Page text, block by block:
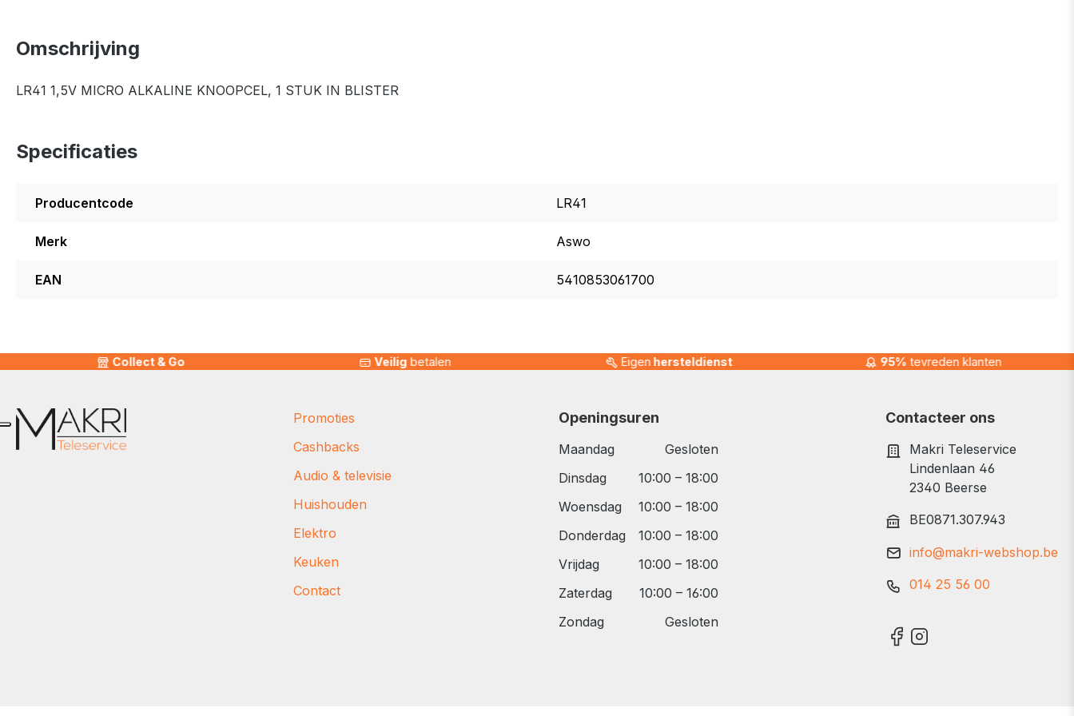
Omschrijving
LR41 1,5V MICRO ALKALINE KNOOPCEL, 1 STUK IN BLISTER
Specificaties
Producentcode LR41
Merk Aswo
EAN 5410853061700
Collect & Go Veilig betalen Eigen hersteldienst 95% tevreden klanten
Promoties
Cashbacks
Audio & televisie
Huishouden
Elektro
Keuken
Contact
Openingsuren
Maandag
Gesloten
Dinsdag
10:00 – 18:00
Woensdag
10:00 – 18:00
Donderdag
10:00 – 18:00
Vrijdag
10:00 – 18:00
Zaterdag
10:00 – 16:00
Zondag
Gesloten
Contacteer ons
Makri Teleservice
Lindenlaan 46
2340 Beerse
BE0871.307.943
info@makri-webshop.be
014 25 56 00